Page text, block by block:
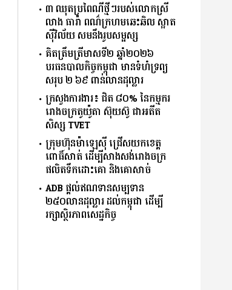
៣ ឈុតប្រពៃណីថ្មីៗរបស់លោកស្រី
លាង ធារ៉ា ពណ៌ក្រហមឆេះឆិល ស្អាត
​ស៊ីវិល័យ សមនឹងរូបសម្ផស្ស
គិត​ត្រឹមត្រីមាស​ទី​២​ ​ឆ្នាំ​២០២៦​
បរធន​បាលកិច្ច​កម្ពុជា​ ​មាន​ទំហំ​ទ្រព្យ​
សរុប​ ​២.៦៩​ ​ពាន់លាន​ដុល្លារ​
ក្រសួង​ការងារ​៖ ​ជិត​ ​៨០​% ​នៃ​កម្មករ​
រោងចក្រ​តូយ៉ូតា ​ស៊ុយ​ស៊ូ ​ជា​អតីត​
សិស្ស​ ​TVET​
ក្រុមហ៊ុន​ម៉ាឡេស៊ី ជ្រើសយកខេត្ដ
ពោធិ៍សាត់ ដើម្បីសាងសង់រោងចក្រ
ផលិតទឹកដោះគោ និងគោសាច់
ADB ផ្តល់ឥណទានសម្បទាន
២៥០លានដុល្លារ ដល់កម្ពុជា ដើម្បី
រក្សាស្ថិរភាពសេដ្ឋកិច្ច